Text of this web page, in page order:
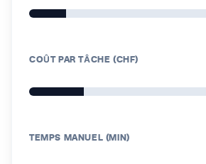
COÛT PAR TÂCHE (CHF)
TEMPS MANUEL (MIN)